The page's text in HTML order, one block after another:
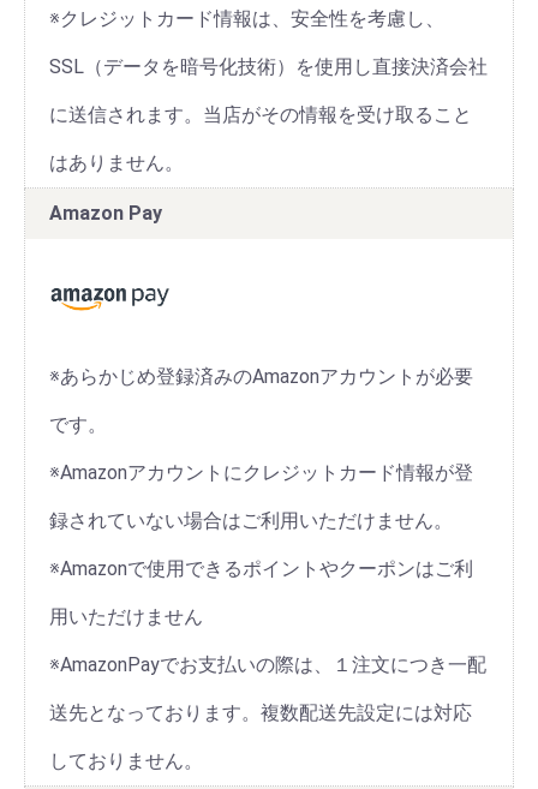
※クレジットカード情報は、安全性を考慮し、
SSL（データを暗号化技術）を使用し直接決済会社
に送信されます。当店がその情報を受け取ること
はありません。
Amazon Pay
※あらかじめ登録済みのAmazonアカウントが必要
です。
※Amazonアカウントにクレジットカード情報が登
録されていない場合はご利用いただけません。
※Amazonで使用できるポイントやクーポンはご利
用いただけません
※AmazonPayでお支払いの際は、１注文につき一配
送先となっております。複数配送先設定には対応
しておりません。